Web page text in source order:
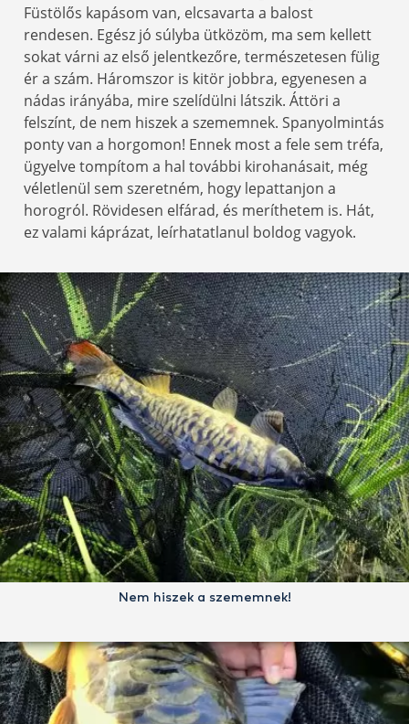
Füstölős kapásom van, elcsavarta a balost
rendesen. Egész jó súlyba ütközöm, ma sem kellett
sokat várni az első jelentkezőre, természetesen fülig
ér a szám. Háromszor is kitör jobbra, egyenesen a
nádas irányába, mire szelídülni látszik. Áttöri a
felszínt, de nem hiszek a szememnek. Spanyolmintás
ponty van a horgomon! Ennek most a fele sem tréfa,
ügyelve tompítom a hal további kirohanásait, még
véletlenül sem szeretném, hogy lepattanjon a
horogról. Rövidesen elfárad, és meríthetem is. Hát,
ez valami káprázat, leírhatatlanul boldog vagyok.
Nem hiszek a szememnek!